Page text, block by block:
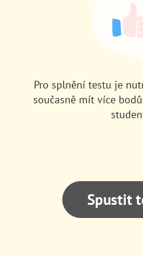
Pro splnění testu je
současně mít více
Spustit